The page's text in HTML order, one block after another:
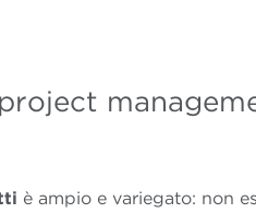
è ampio e variegato: non